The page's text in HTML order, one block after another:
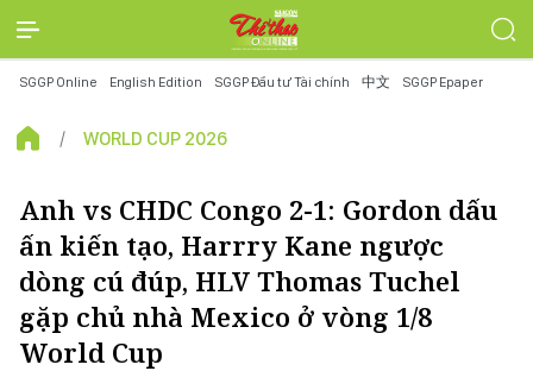
SGGP Online English Edition SGGP Đầu tư Tài chính 中文 SGGP Epaper
WORLD CUP 2026
Anh vs CHDC Congo 2-1: Gordon dấu
ấn kiến tạo, Harrry Kane ngược
dòng cú đúp, HLV Thomas Tuchel
gặp chủ nhà Mexico ở vòng 1/8
World Cup